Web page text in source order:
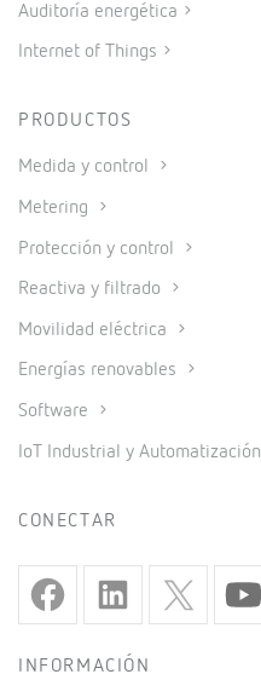
Auditoría energética
Internet of Things
PRODUCTOS
Medida y control
Metering
Protección y control
Reactiva y filtrado
Movilidad eléctrica
Energías renovables
Software
IoT Industrial y Automatización
CONECTAR
INFORMACIÓN